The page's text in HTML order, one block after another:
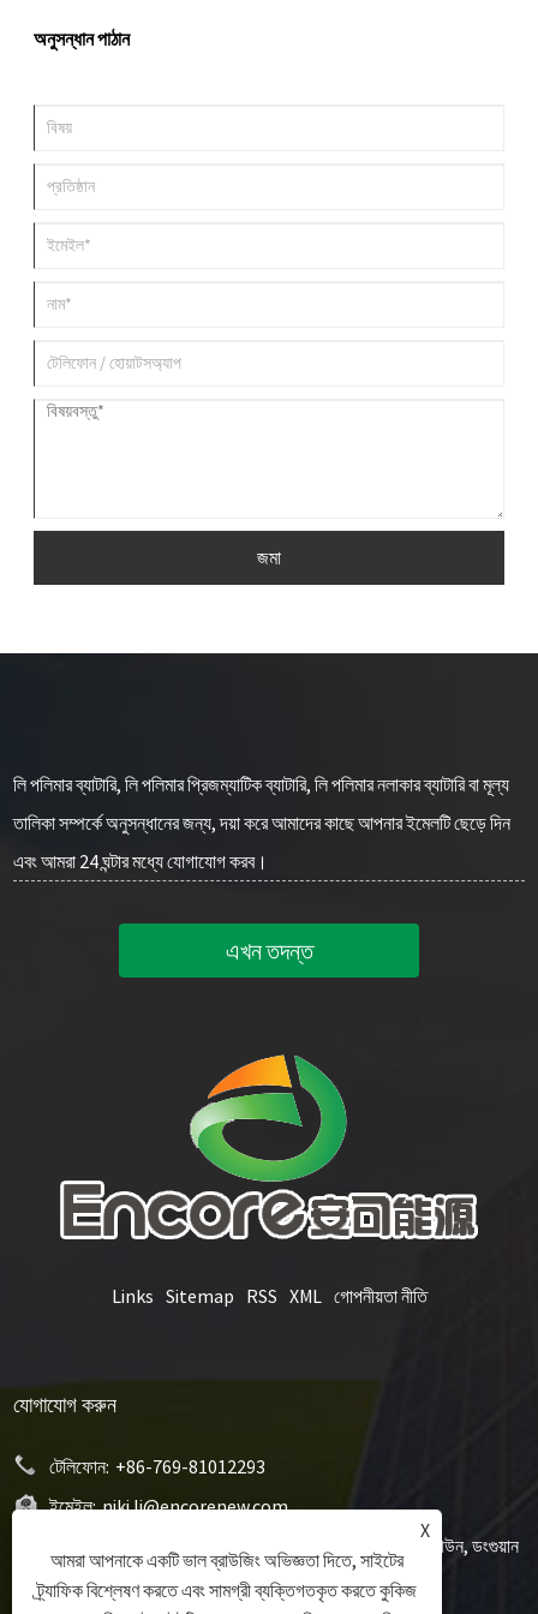
অনুসন্ধান পাঠান
জমা
লি পলিমার ব্যাটারি, লি পলিমার প্রিজম্যাটিক ব্যাটারি, লি পলিমার নলাকার ব্যাটারি বা মূল্য
তালিকা সম্পর্কে অনুসন্ধানের জন্য, দয়া করে আমাদের কাছে আপনার ইমেলটি ছেড়ে দিন
এবং আমরা 24 ঘন্টার মধ্যে যোগাযোগ করব।
এখন তদন্ত
Links Sitemap RSS XML গোপনীয়তা নীতি
যোগাযোগ করুন
টেলিফোন: +86-769-81012293
ইমেইল: niki.li@encorenew.com
12# সানজিয়াং ইন্ডাস্ট্রি রোড, হেংকুয়ান কমিউনিটি, হেংলি টাউন, ডংগুয়ান
সিটি, গুয়াংডং প্রদেশ, চীন
X
আমরা আপনাকে একটি ভাল ব্রাউজিং অভিজ্ঞতা দিতে, সাইটের
ট্র্যাফিক বিশ্লেষণ করতে এবং সামগ্রী ব্যক্তিগতকৃত করতে কুকিজ